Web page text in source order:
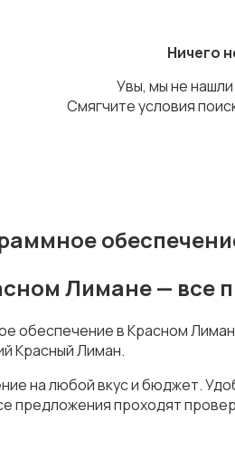
Ничего
Увы, мы не
Смягчите условия
Лимане — все
обеспечение в Красном
Красный Лиман.
на любой вкус и бюджет.
предложения проходят